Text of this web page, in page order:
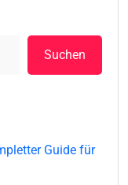
Suchen
Guide für